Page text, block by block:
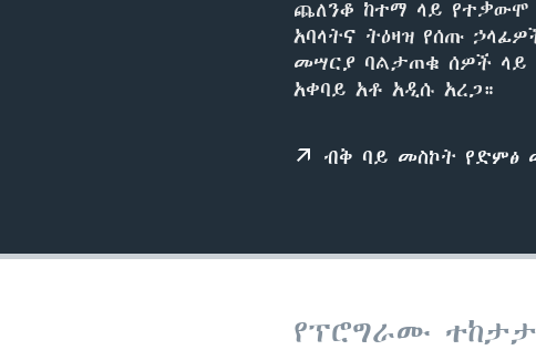
ጨለንቆ ከተማ ላይ የተቃውሞ
አባላትና ትዕዛዝ የሰጡ
መሣርያ ባልታጠቁ ሰዎች ላይ
አቀባይ አቶ አዲሱ አረጋ።
ብቅ ባይ መስኮት የድምፅ
የፕሮግራሙ